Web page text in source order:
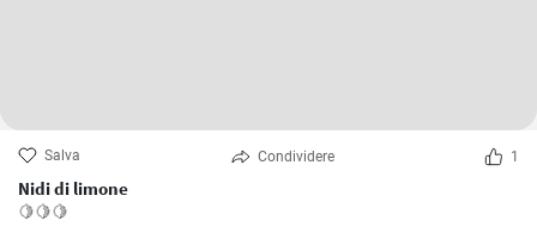
Salva Condividere 1
Nidi di limone
🍋🍋🍋